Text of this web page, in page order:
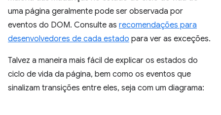
uma página geralmente pode ser observada por
eventos do DOM. Consulte as recomendações para
desenvolvedores de cada estado para ver as exceções.
Talvez a maneira mais fácil de explicar os estados do
ciclo de vida da página, bem como os eventos que
sinalizam transições entre eles, seja com um diagrama: